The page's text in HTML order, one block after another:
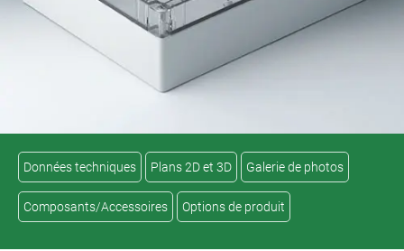
Données techniques Plans 2D et 3D Galerie de photos
Composants/Accessoires Options de produit